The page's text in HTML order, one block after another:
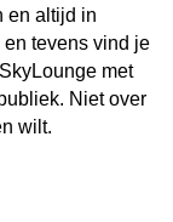
en altijd in
tevens vind je
met
Niet over
wilt.